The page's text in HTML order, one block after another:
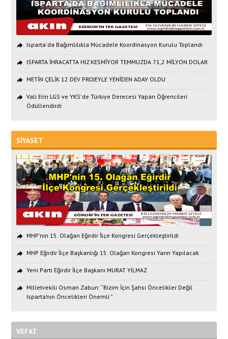
Isparta'da Bağımlılıkla Mücadele Koordinasyon Kurulu Toplandı
ISPARTA İHRACATTA HIZ KESMİYOR TEMMUZDA 71,2 MİLYON DOLAR
METİN ÇELİK 12 DEV PROJEYLE YENİDEN ADAY OLDU
Vali Erin LGS ve YKS'de Türkiye Derecesi Yapan Öğrencileri
Ödüllendirdi
SİYASET
MHP'nin 15. Olağan Eğirdir İlçe Kongresi Gerçekleştirildi
MHP Eğirdir İlçe Başkanlığı 15. Olağan Kongresi Yarın Yapılacak
Yeni Parti Eğirdir İlçe Başkanı MURAT YILMAZ
Milletvekili Osman Zabun: “Bizim İçin Şahsi Öncelikler Değil
Isparta’nın Öncelikleri Önemli ”
VEFAT